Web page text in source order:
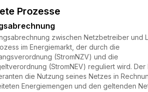
Prozesse
zwischen Netzbetreiber und
im Energiemarkt, der durch die
(StromNZV) und die
(StromNEV) reguliert wird.
die Nutzung seines Netzes in
Energiemengen und den geltenden